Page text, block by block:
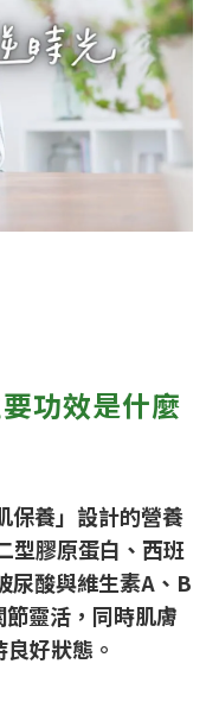
功效是什麼
保養」設計的營養
型膠原蛋白、西班
尿酸與維生素A、B
靈活，同時肌膚
好狀態。